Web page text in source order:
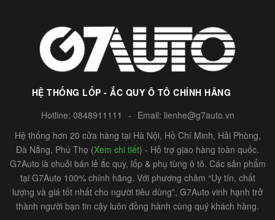
HỆ THỐNG LỐP - ẮC QUY Ô TÔ CHÍNH HÃNG
Hotline: 0848911111 - Email: lienhe@g7auto.vn
Hệ thống hơn 20 cửa hàng tại Hà Nội, Hồ Chí Minh, Hải Phòng,
Đà Nẵng, Phú Thọ (Xem chi tiết) - Hỗ trợ giao hàng toàn quốc.
G7Auto là chuỗi bán lẻ ắc quy, lốp & phụ tùng ô tô. Các sản phẩm
tại G7Auto 100% chính hãng. Với phương châm “Uy tín, chất
lượng và giá tốt nhất cho người tiêu dùng”, G7Auto vinh hạnh trở
thành người bạn tin cậy luôn đồng hành cùng quý khách hàng.